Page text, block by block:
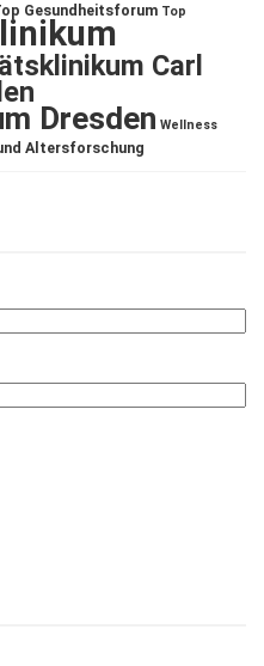
Gesundheitsforum Top
Carl
Dresden Wellness
Altersforschung